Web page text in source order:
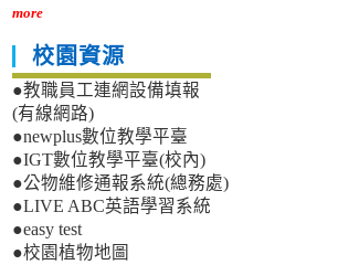
more
校園資源
●教職員工連網設備填報
(有線網路)
●newplus數位教學平臺
●IGT數位教學平臺(校內)
●公物維修通報系統(總務處)
●LIVE ABC英語學習系統
●easy test
●校園植物地圖